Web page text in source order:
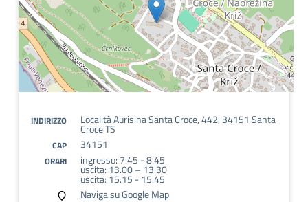
INDIRIZZO Località Aurisina Santa Croce, 442, 34151 Santa
Croce TS
CAP 34151
ORARI ingresso: 7.45 - 8.45
uscita: 13.00 – 13.30
uscita: 15.15 - 15.45
Naviga su Google Map